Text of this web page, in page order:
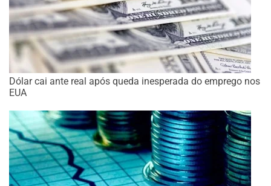
Dólar cai ante real após queda inesperada do emprego nos
EUA